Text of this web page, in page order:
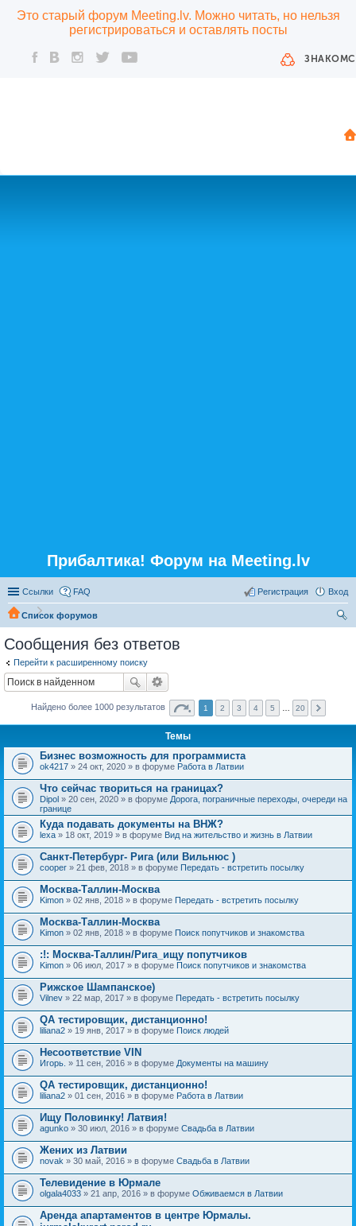
Это старый форум Meeting.lv. Можно читать, но нельзя
регистрироваться и оставлять посты
Прибалтика! Форум на Meeting.lv
Ссылки FAQ Вход
Регистрация
Список форумов
Сообщения без ответов
Перейти к расширенному поиску
Найдено более 1000 результатов 1 2 3 4 5 20
Темы
Бизнес возможность для программиста
ok4217 » 24 окт, 2020 » в форуме Работа в Латвии
Что сейчас твориться на границах?
Dipol » 20 сен, 2020 » в форуме Дорога, пограничные переходы, очереди на
границе
Куда подавать документы на ВНЖ?
lexa » 18 окт, 2019 » в форуме Вид на жительство и жизнь в Латвии
Санкт-Петербург- Рига (или Вильнюс )
cooper » 21 фев, 2018 » в форуме Передать - встретить посылку
Москва-Таллин-Москва
Kimon » 02 янв, 2018 » в форуме Передать - встретить посылку
Москва-Таллин-Москва
Kimon » 02 янв, 2018 » в форуме Поиск попутчиков и знакомства
:!: Москва-Таллин/Рига_ищу попутчиков
Kimon » 06 июл, 2017 » в форуме Поиск попутчиков и знакомства
Рижское Шампанское)
Vilnev » 22 мар, 2017 » в форуме Передать - встретить посылку
QA тестировщик, дистанционно!
liliana2 » 19 янв, 2017 » в форуме Поиск людей
Несоответствие VIN
Игорь. » 11 сен, 2016 » в форуме Документы на машину
QA тестировщик, дистанционно!
liliana2 » 01 сен, 2016 » в форуме Работа в Латвии
Ищу Половинку! Латвия!
agunko » 30 июл, 2016 » в форуме Свадьба в Латвии
Жених из Латвии
novak » 30 май, 2016 » в форуме Свадьба в Латвии
Телевидение в Юрмале
olgala4033 » 21 апр, 2016 » в форуме Обживаемся в Латвии
Аренда апартаментов в центре Юрмалы.